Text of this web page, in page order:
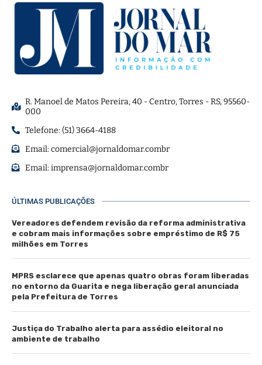
R. Manoel de Matos Pereira, 40 - Centro, Torres - RS, 95560-
000
Telefone: (51) 3664-4188
Email:comercial@jornaldomar.combr
Email:imprensa@jornaldomar.combr
ÚLTIMAS PUBLICAÇÕES
Vereadores defendem revisão da reforma administrativa
e cobram mais informações sobre empréstimo de R$ 75
milhões em Torres
MPRS esclarece que apenas quatro obras foram liberadas
no entorno da Guarita e nega liberação geral anunciada
pela Prefeitura de Torres
Justiça do Trabalho alerta para assédio eleitoral no
ambiente de trabalho